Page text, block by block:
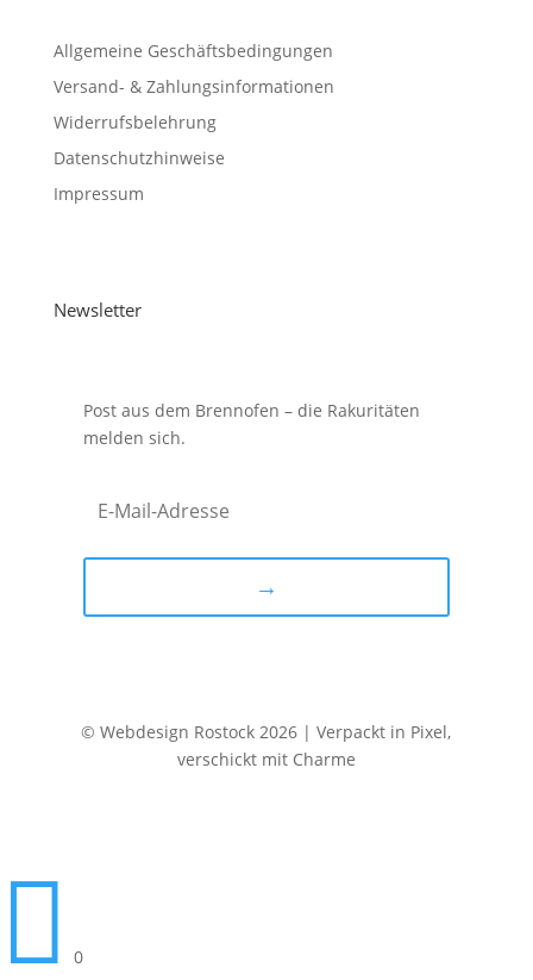
Allgemeine Geschäftsbedingungen
Versand- & Zahlungsinformationen
Widerrufsbelehrung
Datenschutzhinweise
Impressum
Newsletter
Post aus dem Brennofen – die Rakuritäten
melden sich.
→
© Webdesign Rostock 2026 | Verpackt in Pixel,
verschickt mit Charme
 0